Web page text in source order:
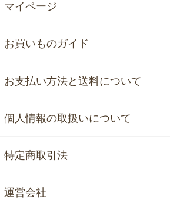
マイページ
お買いものガイド
お支払い方法と送料について
個人情報の取扱いについて
特定商取引法
運営会社